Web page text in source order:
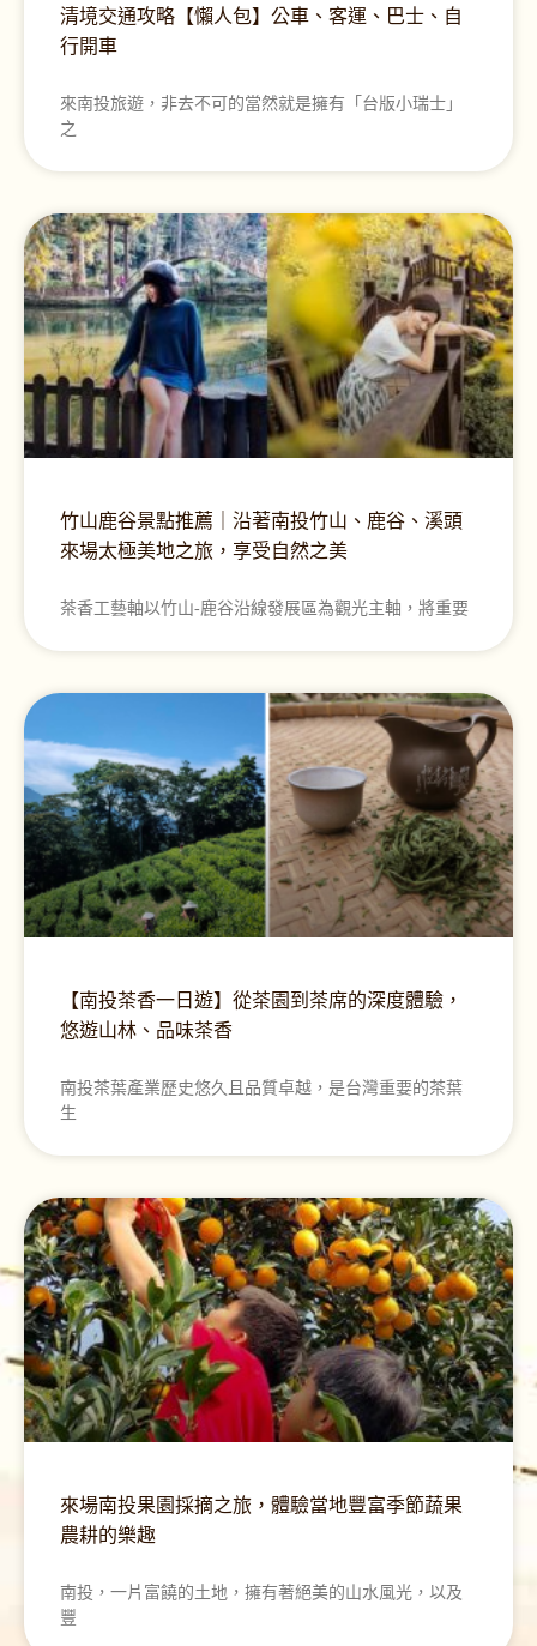
清境交通攻略【懶人包】公車、客運、巴士、自
行開車
來南投旅遊，非去不可的當然就是擁有「台版小瑞士」
之
竹山鹿谷景點推薦｜沿著南投竹山、鹿谷、溪頭
來場太極美地之旅，享受自然之美
茶香工藝軸以竹山-鹿谷沿線發展區為觀光主軸，將重要
【南投茶香一日遊】從茶園到茶席的深度體驗，
悠遊山林、品味茶香
南投茶葉產業歷史悠久且品質卓越，是台灣重要的茶葉
生
來場南投果園採摘之旅，體驗當地豐富季節蔬果
農耕的樂趣
南投，一片富饒的土地，擁有著絕美的山水風光，以及
豐